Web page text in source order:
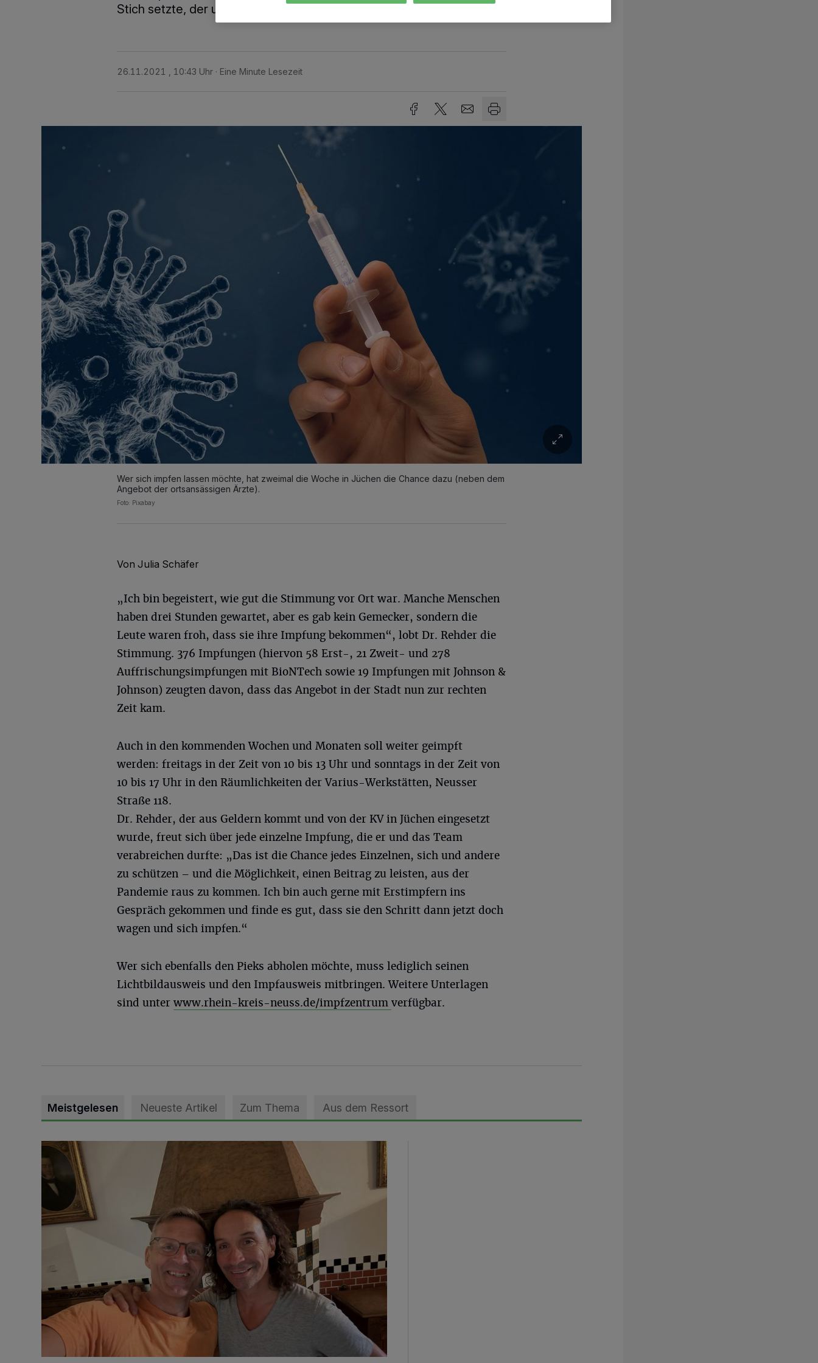
Stich setzte, der uns schützen soll.
26.11.2021 , 10:43 Uhr Eine Minute Lesezeit
Wer sich impfen lassen möchte, hat zweimal die Woche in Jüchen die Chance dazu (neben dem
Angebot der ortsansässigen Ärzte).
Foto: Pixabay
Von Julia Schäfer
„Ich bin begeistert, wie gut die Stimmung vor Ort war. Manche Menschen
haben drei Stunden gewartet, aber es gab kein Gemecker, sondern die
Leute waren froh, dass sie ihre Impfung bekommen“, lobt Dr. Rehder die
Stimmung. 376 Impfungen (hiervon 58 Erst-, 21 Zweit- und 278
Auffrischungsimpfungen mit BioNTech sowie 19 Impfungen mit Johnson &
Johnson) zeugten davon, dass das Angebot in der Stadt nun zur rechten
Zeit kam.
Auch in den kommenden Wochen und Monaten soll weiter geimpft
werden: freitags in der Zeit von 10 bis 13 Uhr und sonntags in der Zeit von
10 bis 17 Uhr in den Räumlichkeiten der Varius-Werkstätten, Neusser
Straße 118.
Dr. Rehder, der aus Geldern kommt und von der KV in Jüchen eingesetzt
wurde, freut sich über jede einzelne Impfung, die er und das Team
verabreichen durfte: „Das ist die Chance jedes Einzelnen, sich und andere
zu schützen – und die Möglichkeit, einen Beitrag zu leisten, aus der
Pandemie raus zu kommen. Ich bin auch gerne mit Erstimpfern ins
Gespräch gekommen und finde es gut, dass sie den Schritt dann jetzt doch
wagen und sich impfen.“
Wer sich ebenfalls den Pieks abholen möchte, muss lediglich seinen
Lichtbildausweis und den Impfausweis mitbringen. Weitere Unterlagen
sind unter www.rhein-kreis-neuss.de/impfzentrum verfügbar.
Meistgelesen Neueste Artikel Zum Thema Aus dem Ressort
„Loss dir nix jefalle“ in 7 Tage 1 Song